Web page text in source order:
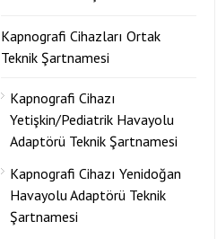
Kapnografi Cihazları Ortak
Teknik Şartnamesi
Kapnografi Cihazı
Yetişkin/Pediatrik Havayolu
Adaptörü Teknik Şartnamesi
Kapnografi Cihazı Yenidoğan
Havayolu Adaptörü Teknik
Şartnamesi